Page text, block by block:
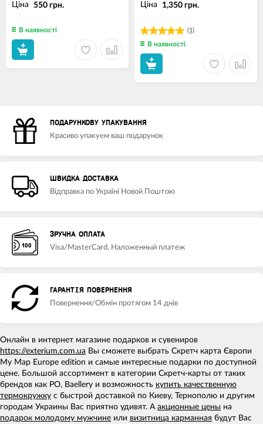
Ціна 550 грн.
В наявності (1)
Ціна 1,350 грн.
В наявності
ПОДАРУНКОВУ УПАКУВАННЯ
Красиво упакуем ваш подарунок
ШВИДКА ДОСТАВКА
Відправка по Україні Новой Поштою
ЗРУЧНА ОПЛАТА
Visa/MasterCard, Наложенный платеж
ГАРАНТІЯ ПОВЕРНЕННЯ
Повернення/Обмін протягом 14 днів
Онлайн в интернет магазине подарков и сувениров
https://exterium.com.ua Вы сможете выбрать Скретч карта Європи
My Map Europe edition и самые интересные подарки по доступной
цене. Большой ассортимент в категории Скретч-карты от таких
брендов как PO, Baellery и возможность купить качественную
термокружку с быстрой доставкой по Киеву, Тернополю и другим
городам Украины Вас приятно удивят. А акционные цены на
подарок молодому мужчине или визитница карманная будут Вас